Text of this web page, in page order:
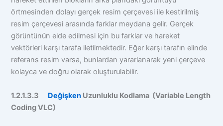
örtmesinden dolayı gerçek resim çerçevesi ile kestirilmiş
resim çerçevesi arasında farklar meydana gelir. Gerçek
görüntünün elde edilmesi için bu farklar ve hareket
vektörleri karşı tarafa iletilmektedir. Eğer karşı tarafın elinde
referans resim varsa, bunlardan yararlanarak yeni çerçeve
kolayca ve doğru olarak oluşturulabilir.
1.2.1.3.3 Değişken Uzunluklu Kodlama (Variable Length
Coding VLC)